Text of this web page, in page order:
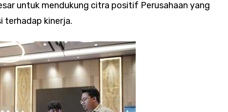
untuk mendukung citra positif Perusahaan yang
terhadap kinerja.